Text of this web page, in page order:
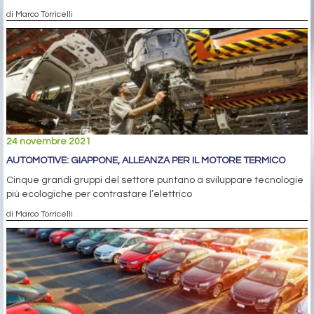
di Marco Torricelli
24 novembre 2021
AUTOMOTIVE: GIAPPONE, ALLEANZA PER IL MOTORE TERMICO
Cinque grandi gruppi del settore puntano a sviluppare tecnologie
più ecologiche per contrastare l’elettrico
di Marco Torricelli